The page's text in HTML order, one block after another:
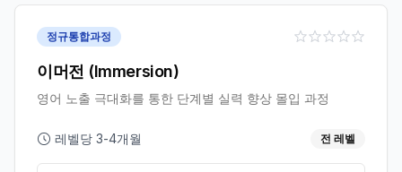
정규통합과정
이머전 (Immersion)
영어 노출 극대화를 통한 단계별 실력 향상 몰입 과정
레벨당 3-4개월 전 레벨